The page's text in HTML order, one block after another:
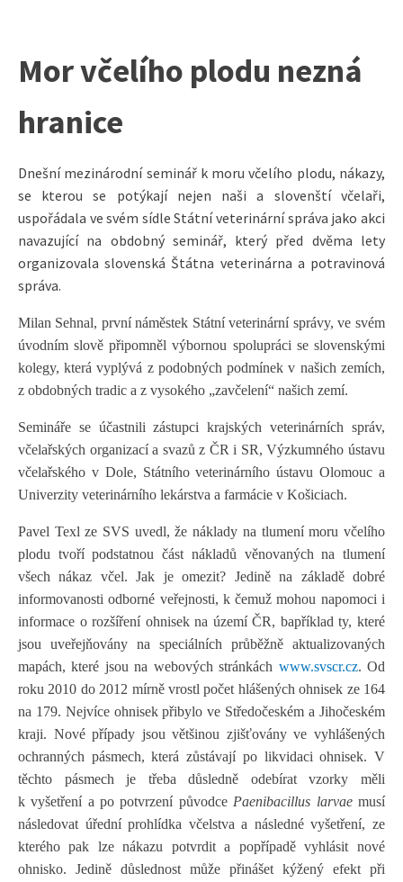
Mor včelího plodu nezná
hranice
Dnešní mezinárodní seminář k moru včelího plodu, nákazy,
se kterou se potýkají nejen naši a slovenští včelaři,
uspořádala ve svém sídle Státní veterinární správa jako akci
navazující na obdobný seminář, který před dvěma lety
organizovala slovenská Štátna veterinárna a potravinová
správa.
Milan Sehnal, první náměstek Státní veterinární správy, ve svém
úvodním slově připomněl výbornou spolupráci se slovenskými
kolegy, která vyplývá z podobných podmínek v našich zemích,
z obdobných tradic a z vysokého „zavčelení“ našich zemí.
Semináře se účastnili zástupci krajských veterinárních správ,
včelařských organizací a svazů z ČR i SR, Výzkumného ústavu
včelařského v Dole, Státního veterinárního ústavu Olomouc a
Univerzity veterinárního lekárstva a farmácie v Košiciach.
Pavel Texl ze SVS uvedl, že náklady na tlumení moru včelího
plodu tvoří podstatnou část nákladů věnovaných na tlumení
všech nákaz včel. Jak je omezit? Jedině na základě dobré
informovanosti odborné veřejnosti, k čemuž mohou napomoci i
informace o rozšíření ohnisek na území ČR, bapříklad ty, které
jsou uveřejňovány na speciálních průběžně aktualizovaných
mapách, které jsou na webových stránkách www.svscr.cz. Od
roku 2010 do 2012 mírně vrostl počet hlášených ohnisek ze 164
na 179. Nejvíce ohnisek přibylo ve Středočeském a Jihočeském
kraji. Nové případy jsou většinou zjišťovány ve vyhlášených
ochranných pásmech, která zůstávají po likvidaci ohnisek. V
těchto pásmech je třeba důsledně odebírat vzorky měli
k vyšetření a po potvrzení původce Paenibacillus larvaemusí
následovat úřední prohlídka včelstva a následné vyšetření, ze
kterého pak lze nákazu potvrdit a popřípadě vyhlásit nové
ohnisko. Jedině důslednost může přinášet kýžený efekt při